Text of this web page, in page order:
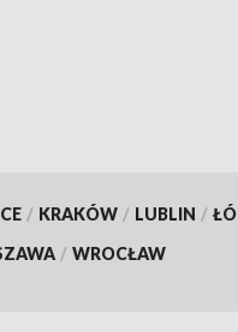
/ KRAKÓW / LUBLIN /
/ WROCŁAW